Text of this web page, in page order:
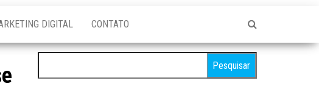
DIGITAL CONTATO
por: